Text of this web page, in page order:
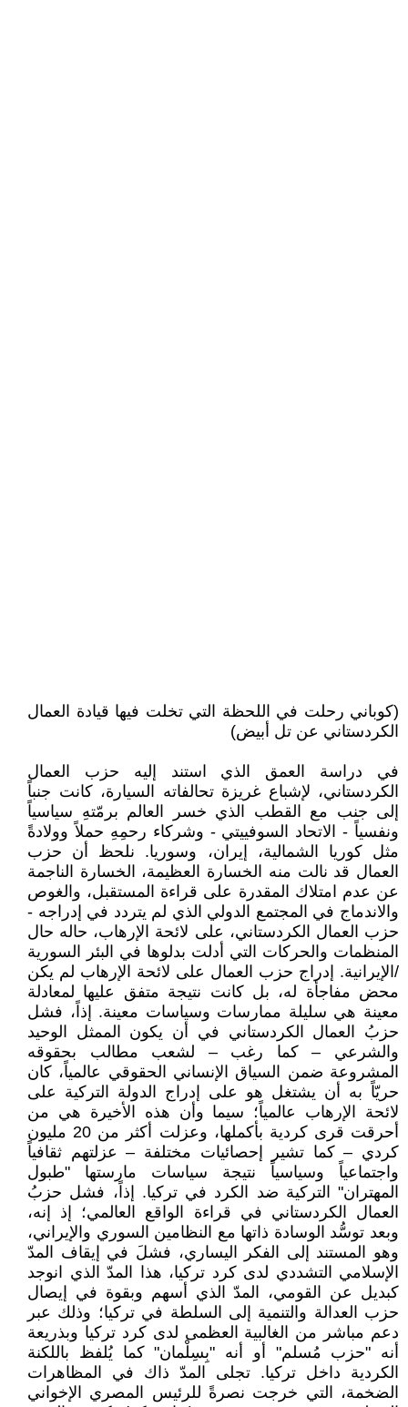
(كوباني رحلت في اللحظة التي تخلت فيها قيادة العمال
الكردستاني عن تل أبيض)
في دراسة العمق الذي استند إليه حزب العمال
الكردستاني، لإشباع غريزة تحالفاته السيارة، كانت جنباً
إلى جنب مع القطب الذي خسر العالم برمّتهِ سياسياً
ونفسياً - الاتحاد السوفييتي - وشركاء رحمِهِ حملاً وولادةً
مثل كوريا الشمالية، إيران، وسوريا. نلحظ أن حزب
العمال قد نالت منه الخسارة العظيمة، الخسارة الناجمة
عن عدم امتلاك المقدرة على قراءة المستقبل، والغوص
والاندماج في المجتمع الدولي الذي لم يتردد في إدراجه -
حزب العمال الكردستاني، على لائحة الإرهاب، حاله حال
المنظمات والحركات التي أدلت بدلوها في البئر السورية
/الإيرانية. إدراج حزب العمال على لائحة الإرهاب لم يكن
محض مفاجأة له، بل كانت نتيجة متفق عليها لمعادلة
معينة هي سليلة ممارسات وسياسات معينة. إذاً، فشل
حزبُ العمال الكردستاني في أن يكون الممثل الوحيد
والشرعي – كما رغب – لشعب مطالب بحقوقه
المشروعة ضمن السياق الإنساني الحقوقي عالمياً، كان
حريّاً به أن يشتغل هو على إدراج الدولة التركية على
لائحة الإرهاب عالمياً؛ سيما وأن هذه الأخيرة هي من
أحرقت قرى كردية بأكملها، وعزلت أكثر من 20 مليون
كردي – كما تشير إحصائيات مختلفة – عزلتهم ثقافياً
واجتماعياً وسياسياً نتيجة سياسات مارستها "طبول
المهتران" التركية ضد الكرد في تركيا. إذاً، فشل حزبُ
العمال الكردستاني في قراءة الواقع العالمي؛ إذ إنه،
وبعد توسُّد الوسادة ذاتها مع النظامين السوري والإيراني،
وهو المستند إلى الفكر اليساري، فشلَ في إيقاف المدّ
الإسلامي التشددي لدى كرد تركيا، هذا المدّ الذي انوجد
كبديل عن القومي، المدّ الذي أسهم وبقوة في إيصال
حزب العدالة والتنمية إلى السلطة في تركيا؛ وذلك عبر
دعم مباشر من الغالبية العظمى لدى كرد تركيا وبذريعة
أنه "حزب مُسلم" أو أنه "بِسِلْمان" كما يُلفظ باللكنة
الكردية داخل تركيا. تجلى المدّ ذاك في المظاهرات
الضخمة، التي خرجت نصرةً للرئيس المصري الإخواني